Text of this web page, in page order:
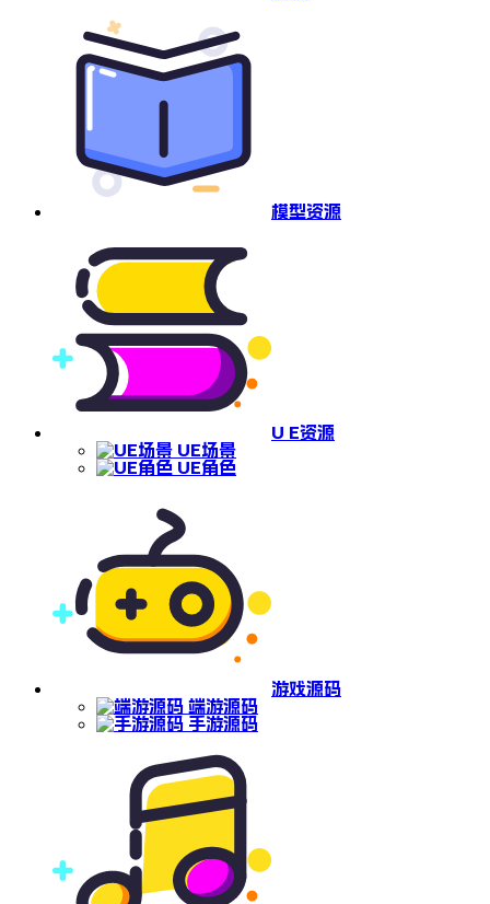
模型资源
U E资源
UE场景
UE角色
游戏源码
端游源码
手游源码